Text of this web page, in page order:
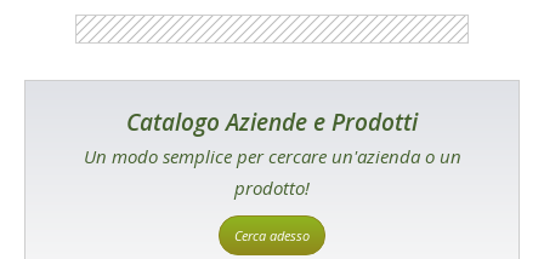
Catalogo Aziende e Prodotti
Un modo semplice per cercare un'azienda o un
prodotto!
Cerca adesso